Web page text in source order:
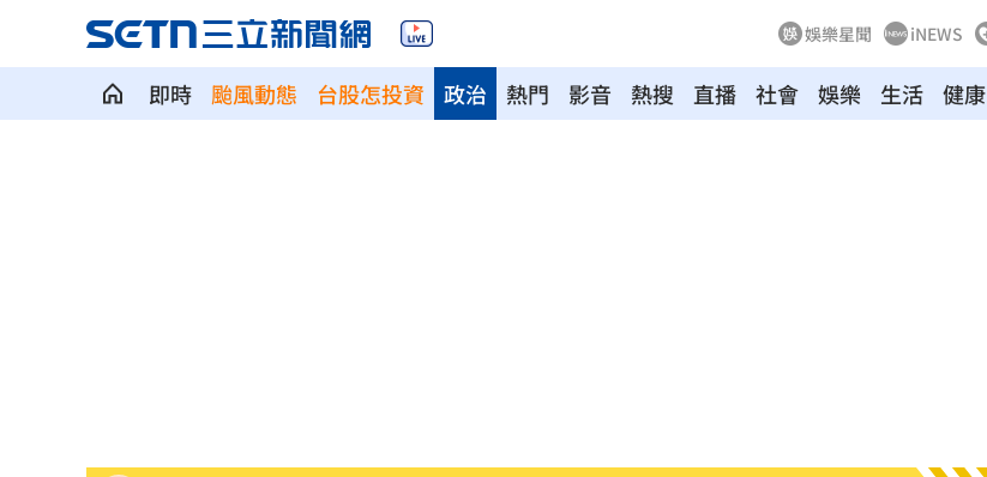
娛樂星聞 iNEWS
即時 颱風動態 台股怎投資 熱門 影音 熱搜 直播
政治 社會 娛樂 生活 健康